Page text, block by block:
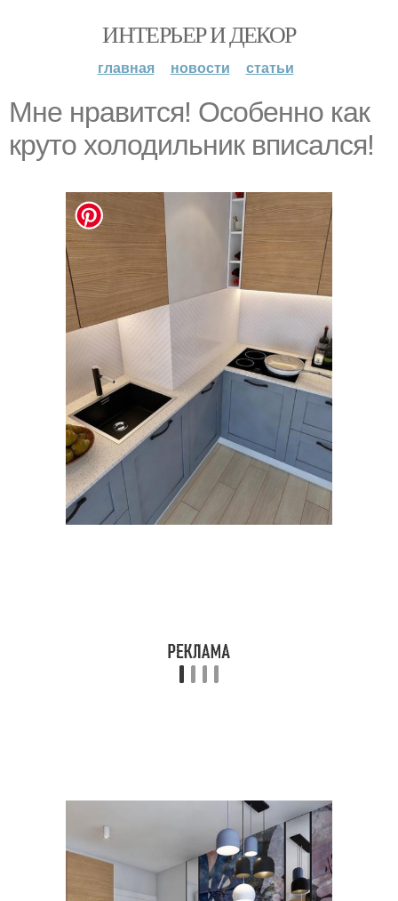
ИНТЕРЬЕР И ДЕКОР
главная новости статьи
Мне нравится! Особенно как
круто холодильник вписался!